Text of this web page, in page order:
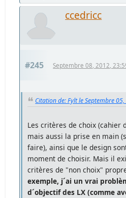
ccedricc
#245 Septembre 08, 2012,
Citation de: Fylt le Septembre
Les critères de choix (cahier
mais aussi la prise en main
faire), ainsi que le design
moment de choisir. Mais il
critères de "non choix"
exemple, j´ai un vrai
d´objectif des LX (comme